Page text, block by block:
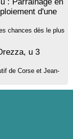
d'une
chances dès le plus
u 3
de Corse et Jean-